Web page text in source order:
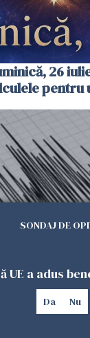
26
pentru
resimțit
oamenii
cu o zi înainte
SONDAJ DE
UE a adus
Da Nu